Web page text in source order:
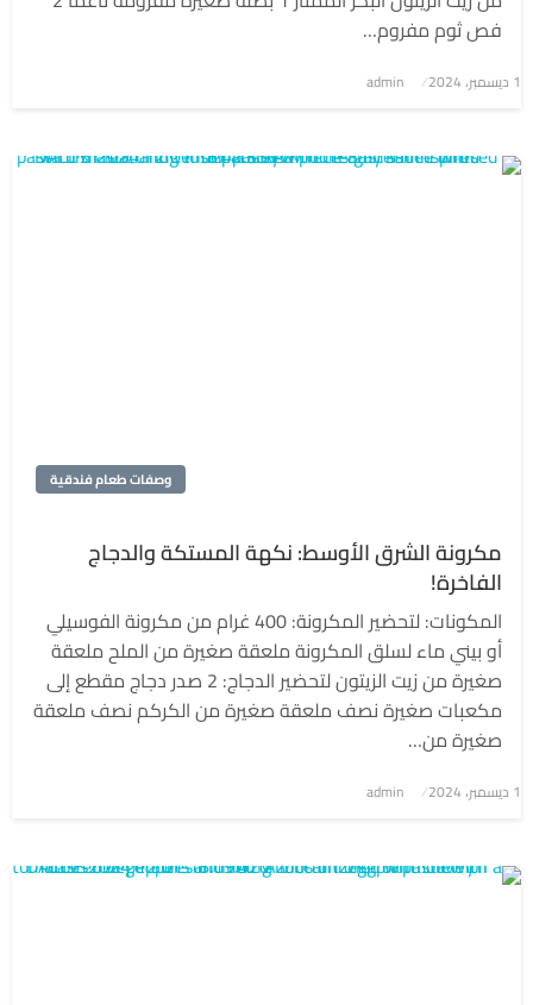
فص ثوم مفروم…
نُشر1 ديسمبر، 2024 admin
وصفات طعام فندقية
مكرونة الشرق الأوسط: نكهة المستكة والدجاج
الفاخرة!
المكونات: لتحضير المكرونة: 400 غرام من مكرونة الفوسيلي
أو بيني ماء لسلق المكرونة ملعقة صغيرة من الملح ملعقة
صغيرة من زيت الزيتون لتحضير الدجاج: 2 صدر دجاج مقطع إلى
مكعبات صغيرة نصف ملعقة صغيرة من الكركم نصف ملعقة
صغيرة من…
نُشر1 ديسمبر، 2024 admin